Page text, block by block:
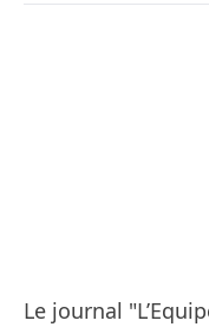
Le journal